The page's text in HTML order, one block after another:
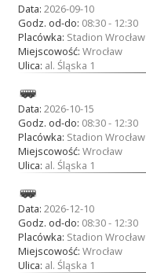
Data: 2026-09-10
Godz. od-do: 08:30 - 12:30
Placówka: Stadion Wrocław
Miejscowość: Wrocław
Ulica: al. Śląska 1
Data: 2026-10-15
Godz. od-do: 08:30 - 12:30
Placówka: Stadion Wrocław
Miejscowość: Wrocław
Ulica: al. Śląska 1
Data: 2026-12-10
Godz. od-do: 08:30 - 12:30
Placówka: Stadion Wrocław
Miejscowość: Wrocław
Ulica: al. Śląska 1